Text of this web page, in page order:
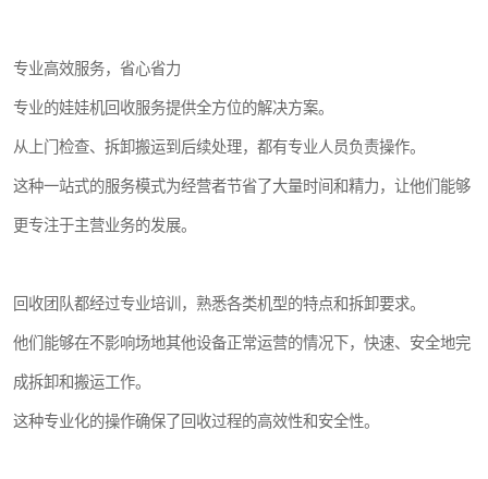
专业高效服务，省心省力
专业的娃娃机回收服务提供全方位的解决方案。
从上门检查、拆卸搬运到后续处理，都有专业人员负责操作。
这种一站式的服务模式为经营者节省了大量时间和精力，让他们能够
更专注于主营业务的发展。
回收团队都经过专业培训，熟悉各类机型的特点和拆卸要求。
他们能够在不影响场地其他设备正常运营的情况下，快速、安全地完
成拆卸和搬运工作。
这种专业化的操作确保了回收过程的高效性和安全性。